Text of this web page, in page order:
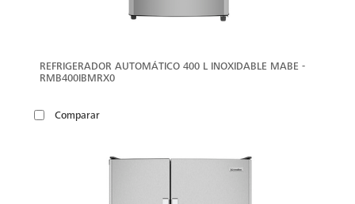
REFRIGERADOR AUTOMÁTICO 400 L INOXIDABLE MABE -
RMB400IBMRX0
Comparar